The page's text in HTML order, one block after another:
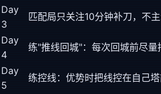
Day
3
匹配局只关注10分钟补刀，不主
Day
4
练"推线回城"：每次回城前尽量
Day
5
练控线：优势时把线控在自己塔